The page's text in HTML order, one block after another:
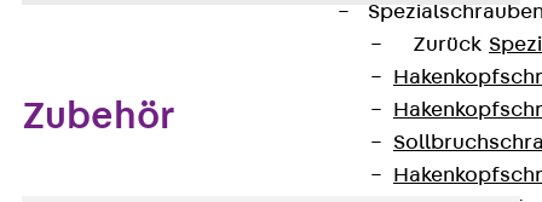
Zurück
Zubehör